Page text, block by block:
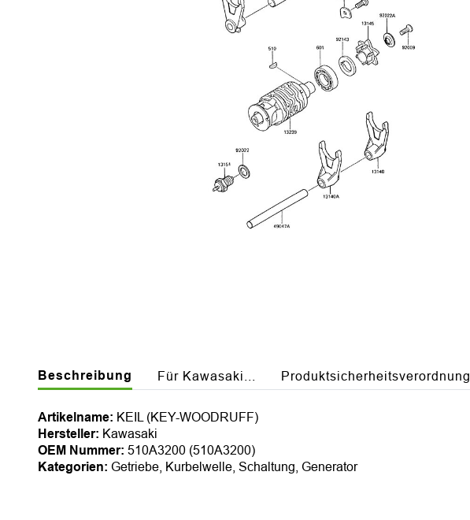
Beschreibung Für Kawasaki... Produktsicherheitsverordnung
Artikelname: KEIL (KEY-WOODRUFF)
Hersteller: Kawasaki
OEM Nummer: 510A3200 (510A3200)
Kategorien: Getriebe, Kurbelwelle, Schaltung, Generator